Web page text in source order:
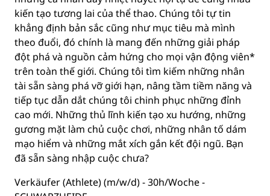
kiến tạo tương lai của thể thao. Chúng tôi tự tin
khẳng định bản sắc cũng như mục tiêu mà mình
theo đuổi, đó chính là mang đến những giải pháp
đột phá và nguồn cảm hứng cho mọi vận động viên*
trên toàn thế giới. Chúng tôi tìm kiếm những nhân
tài sẵn sàng phá vỡ giới hạn, nâng tầm tiềm năng và
tiếp tục dẫn dắt chúng tôi chinh phục những đỉnh
cao mới. Những thủ lĩnh kiến tạo xu hướng, những
gương mặt làm chủ cuộc chơi, những nhân tố dám
mạo hiểm và những mắt xích gắn kết đội ngũ. Bạn
đã sẵn sàng nhập cuộc chưa?
Verkäufer (Athlete) (m/w/d) - 30h/Woche -